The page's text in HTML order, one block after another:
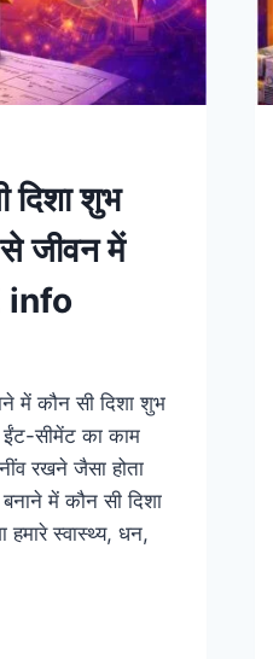
दिशा शुभ
से जीवन में
info
में कौन सी दिशा शुभ
ईंट-सीमेंट का काम
रखने जैसा होता
में कौन सी दिशा
हमारे स्वास्थ्य, धन,